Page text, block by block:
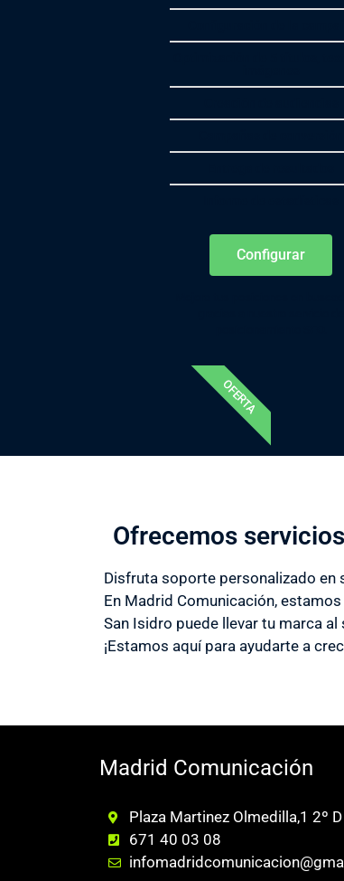
Configurar
OFERTA
Ofrecemos
Disfruta soporte personalizado en
En Madrid Comunicación,
San Isidro puede llevar tu marca al
¡Estamos aquí para ayudarte a
Madrid Comunicación
Plaza Martinez Olmedilla,1 2º D
671 40 03 08